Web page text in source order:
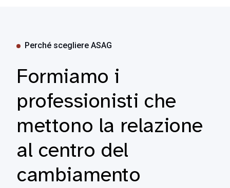
Perché scegliere ASAG
Formiamo i
professionisti che
mettono la relazione
al centro del
cambiamento